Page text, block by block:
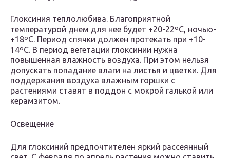
Глоксиния теплолюбива. Благоприятной
температурой днем для нее будет +20-22ºС, ночью-
+18ºС. Период спячки должен протекать при +10-
14ºС. В период вегетации глоксинии нужна
повышенная влажность воздуха. При этом нельзя
допускать попадание влаги на листья и цветки. Для
поддержания воздуха влажным горшки с
растениями ставят в поддон с мокрой галькой или
керамзитом.
Освещение
Для глоксиний предпочтителен яркий рассеянный